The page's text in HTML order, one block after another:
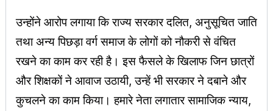
उन्होंने आरोप लगाया कि राज्य सरकार दलित, अनुसूचित जाति
तथा अन्य पिछड़ा वर्ग समाज के लोगों को नौकरी से वंचित
रखने का काम कर रही है। इस फैसले के खिलाफ जिन छात्रों
और शिक्षकों ने आवाज उठायी, उन्हें भी सरकार ने दबाने और
कुचलने का काम किया। हमारे नेता लगातार सामाजिक न्याय,